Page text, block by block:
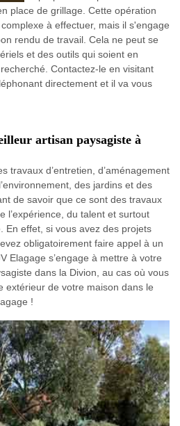
place de grillage. Cette opération
à effectuer, mais il s'engage
rendu de travail. Cela ne peut se
et des outils qui soient en
Contactez-le en visitant
directement et il va vous
artisan paysagiste à
travaux d’entretien, d’aménagement
des jardins et des
de savoir que ce sont des travaux
l’expérience, du talent et surtout
En effet, si vous avez des projets
obligatoirement faire appel à un
Elagage s’engage à mettre à votre
dans la Divion, au cas où vous
extérieur de votre maison dans le
!